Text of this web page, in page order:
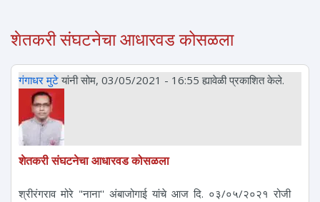
शेतकरी संघटनेचा आधारवड कोसळला
गंगाधर मुटेयांनी सोम, 03/05/2021 - 16:55 ह्यावेळी प्रकाशित केले.
शेतकरी संघटनेचा आधारवड कोसळला
श्रीरंगराव मोरे "नाना'' अंबाजोगाई यांचे आज दि. ०३/०५/२०२१ रोजी